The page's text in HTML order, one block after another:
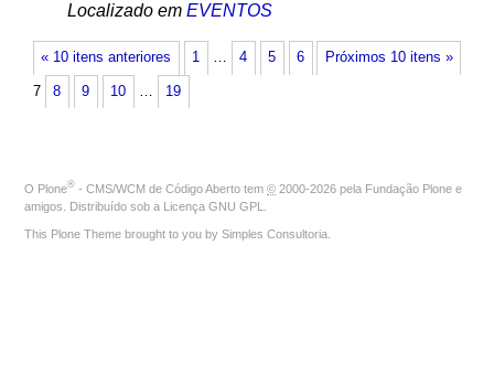
Localizado em EVENTOS
« 10 itens anteriores Próximos 10 itens »
1 … 4 5 6
7 8 9 10 … 19
O Plone® - CMS/WCM de Código Aberto tem © 2000-2026 pela Fundação Plone e
amigos. Distribuído sob a Licença GNU GPL
This Plone Theme brought to you by Simples Consultoria